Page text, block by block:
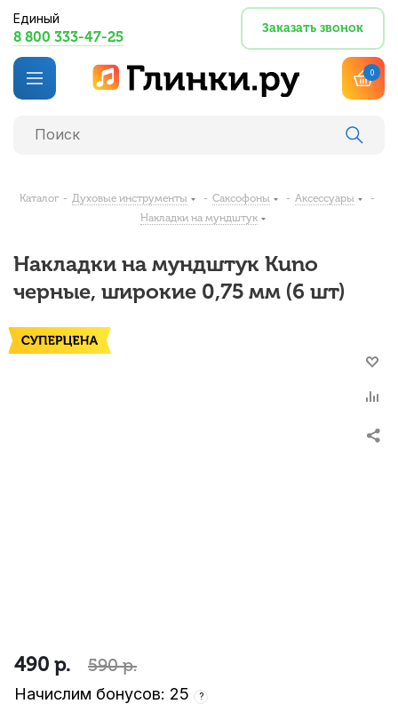
Единый
8 800 333-47-25
Заказать звонок
0
Каталог - Духовые инструменты - Саксофоны - Аксессуары
-
Накладки на мундштук
Накладки на мундштук Kuno
черные, широкие 0,75 мм (6 шт)
490 р. 590р.
Начислим бонусов: 25 ?